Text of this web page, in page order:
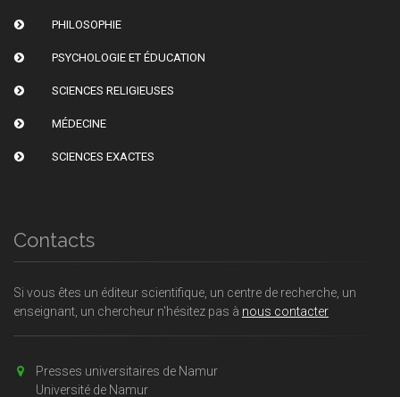
PHILOSOPHIE
PSYCHOLOGIE ET ÉDUCATION
SCIENCES RELIGIEUSES
MÉDECINE
SCIENCES EXACTES
Contacts
Si vous êtes un éditeur scientifique, un centre de recherche, un
enseignant, un chercheur n'hésitez pas à nous contacter
Presses universitaires de Namur
Université de Namur